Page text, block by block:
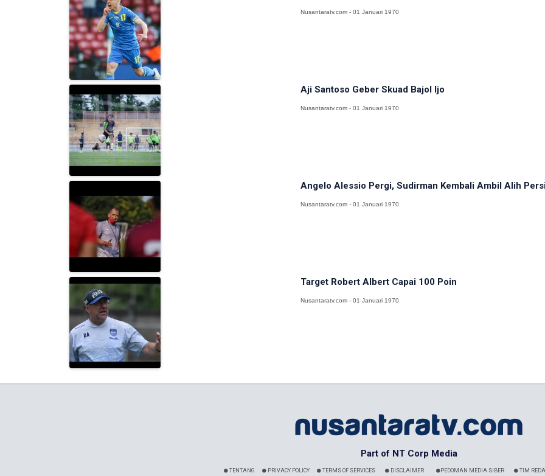
Nusantaratv.com - 01 Januari 1970
Aji Santoso Geber Skuad Bajol Ijo
Nusantaratv.com - 01 Januari 1970
Angelo Alessio Pergi, Sudirman Kembali Ambil Alih
Nusantaratv.com - 01 Januari 1970
Target Robert Albert Capai 100 Poin
Nusantaratv.com - 01 Januari 1970
Part of NT Corp Media
TENTANG PRIVACY POLICY TERMS OF SERVICES DISCLAIMER PEDOMAN MEDIA SIBER TIM